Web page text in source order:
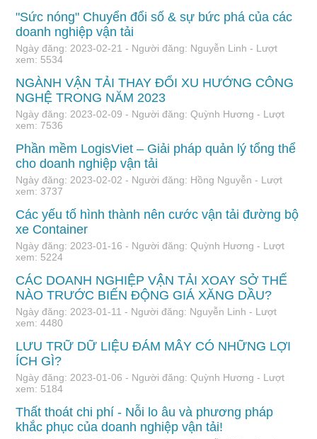
"Sức nóng" Chuyển đổi số & sự bức phá của các
doanh nghiệp vận tải
Ngày đăng: 2023-02-21 - Người đăng: Nguyễn Linh - Lượt
xem: 5534
NGÀNH VẬN TẢI THAY ĐỔI XU HƯỚNG CÔNG
NGHỆ TRONG NĂM 2023
Ngày đăng: 2023-02-09 - Người đăng: Quỳnh Hương - Lượt
xem: 7536
Phần mềm LogisViet – Giải pháp quản lý tổng thể
cho doanh nghiệp vận tải
Ngày đăng: 2023-02-02 - Người đăng: Hồng Nguyễn - Lượt
xem: 3737
Các yếu tố hình thành nên cước vận tải đường bộ
xe Container
Ngày đăng: 2023-01-16 - Người đăng: Quỳnh Hương - Lượt
xem: 5224
CÁC DOANH NGHIỆP VẬN TẢI XOAY SỞ THẾ
NÀO TRƯỚC BIẾN ĐỘNG GIÁ XĂNG DẦU?
Ngày đăng: 2023-01-11 - Người đăng: Nguyễn Linh - Lượt
xem: 4480
LƯU TRỮ DỮ LIỆU ĐÁM MÂY CÓ NHỮNG LỢI
ÍCH GÌ?
Ngày đăng: 2023-01-06 - Người đăng: Quỳnh Hương - Lượt
xem: 5184
Thất thoát chi phí - Nỗi lo âu và phương pháp
khắc phục của doanh nghiệp vận tải!